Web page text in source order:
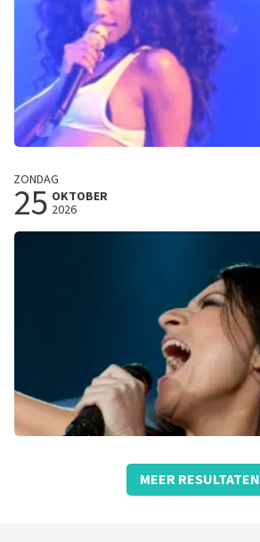
Tyla
The A*POP World Tour
Vorst Nationaal
Brussel, Belgie
ZONDAG
25 OKTOBER
2026
Laura Pausini
MEER RESULTATEN